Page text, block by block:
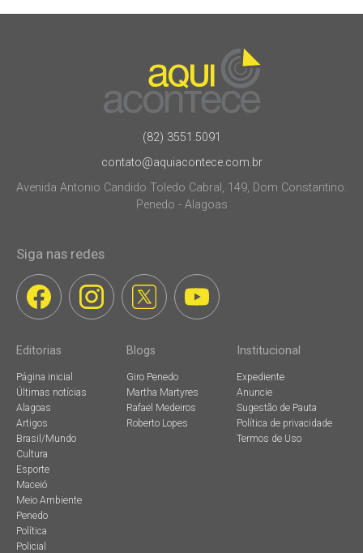
(82) 3551.5091
contato@aquiacontece.com.br
Avenida Antonio Candido Toledo Cabral, 149, Dom Constantino.
Penedo - Alagoas
Siga nas redes
Editorias
Página inicial
Últimas notícias
Alagoas
Artigos
Brasil/Mundo
Cultura
Esporte
Maceió
Meio Ambiente
Penedo
Política
Policial
Blogs
Giro Penedo
Martha Martyres
Rafael Medeiros
Roberto Lopes
Institucional
Expediente
Anuncie
Sugestão de Pauta
Política de privacidade
Termos de Uso